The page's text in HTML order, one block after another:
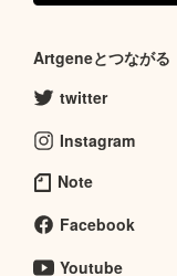
Artgeneとつながる
twitter
Instagram
Note
Facebook
Youtube